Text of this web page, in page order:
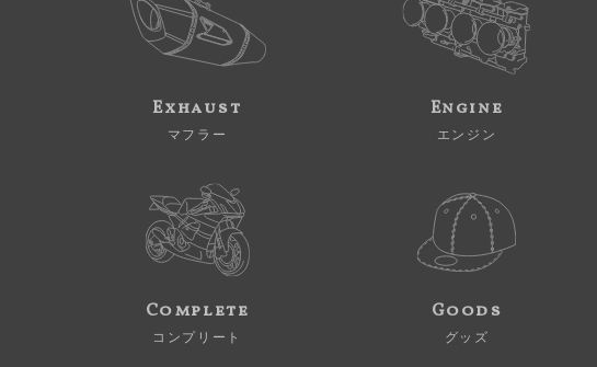
Exhaust
マフラー
Engine
エンジン
Complete
コンプリート
Goods
グッズ